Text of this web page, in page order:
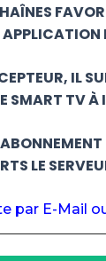
IL
SMART TV À
LE
par E-Mail